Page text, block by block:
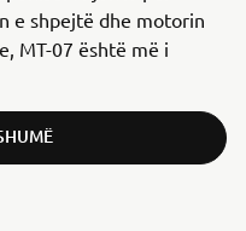
e shpejtë dhe motorin
MT-07 është më i